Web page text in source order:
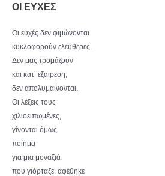
ΟΙ ΕΥΧΕΣ
Οι ευχές δεν φιμώνονται
κυκλοφορούν ελεύθερες.
Δεν μας τρομάζουν
και κατ’ εξαίρεση,
δεν απολυμαίνονται.
Οι λέξεις τους
χιλιοειπωμένες,
γίνονται όμως
ποίημα
για μια μοναξιά
που γιόρταζε, αφέθηκε